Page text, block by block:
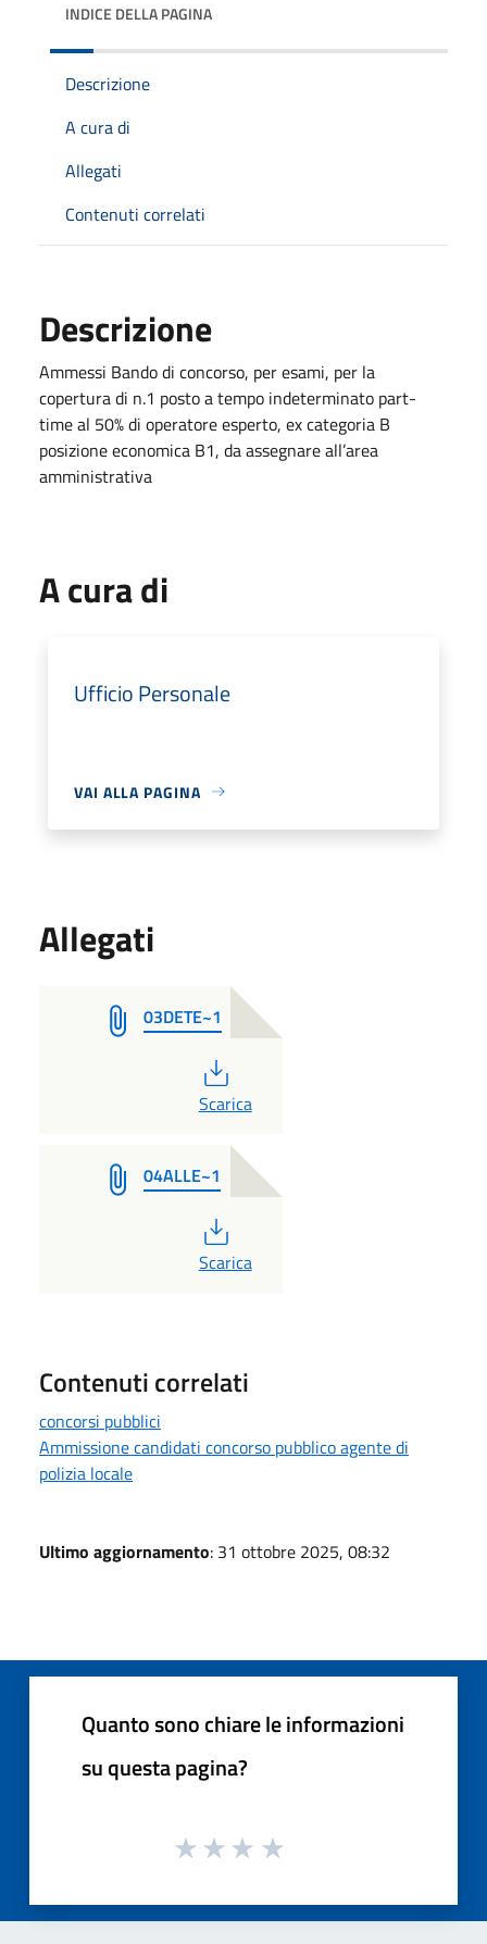
INDICE DELLA PAGINA
Descrizione
A cura di
Allegati
Contenuti correlati
Descrizione
Ammessi Bando di concorso, per esami, per la
copertura di n.1 posto a tempo indeterminato part-
time al 50% di operatore esperto, ex categoria B
posizione economica B1, da assegnare all’area
amministrativa
A cura di
Ufficio Personale
VAI ALLA PAGINA
Allegati
03DETE~1
PDF
Scarica
04ALLE~1
PDF
Scarica
Contenuti correlati
concorsi pubblici
Ammissione candidati concorso pubblico agente di
polizia locale
Ultimo aggiornamento: 31 ottobre 2025, 08:32
Quanto sono chiare le informazioni
su questa pagina?